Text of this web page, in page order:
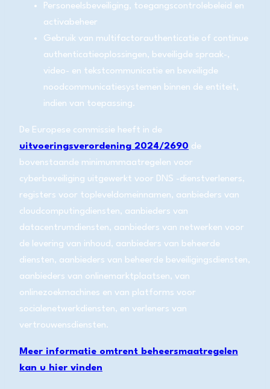
Personeelsbeveiliging, toegangscontrolebeleid en
activabeheer
Gebruik van multifactorauthenticatie of continue
authenticatieoplossingen, beveiligde spraak-,
video- en tekstcommunicatie en beveiligde
noodcommunicatiesystemen binnen de entiteit,
indien van toepassing.
De Europese commissie heeft in de
uitvoeringsverordening 2024/2690 de
bovenstaande minimummaatregelen voor
cyberbeveiliging uitgewerkt voor DNS -dienstverleners,
registers voor topleveldomeinnamen, aanbieders van
cloudcomputingdiensten, aanbieders van
datacentrumdiensten, aanbieders van netwerken voor
de levering van inhoud, aanbieders van beheerde
diensten, aanbieders van beheerde beveiligingsdiensten,
aanbieders van onlinemarktplaatsen, van
onlinezoekmachines en van platforms voor
socialenetwerkdiensten, en verleners van
vertrouwensdiensten.
Meer informatie omtrent beheersmaatregelen
kan u hier vinden